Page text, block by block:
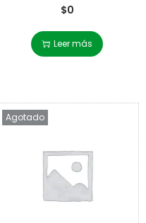
$0
Leer más
Agotado